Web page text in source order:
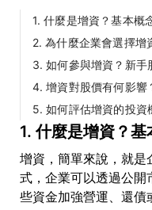
1. 什麼是增資？基本概
2. 為什麼企業會選擇增
3. 如何參與增資？新手
4. 增資對股價有何影響
5. 如何評估增資的投資
1. 什麼是增資？
增資，簡單來說，就是
式，企業可以透過公開